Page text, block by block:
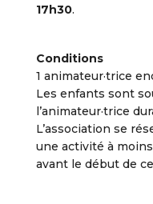
17h30.
Conditions
1 animateur·trice
Les enfants sont
l’animateur·trice
L’association se
une activité à moins
avant le début de